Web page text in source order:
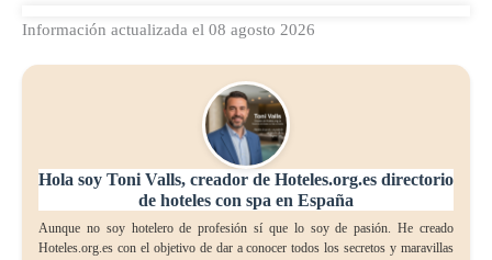
Información actualizada el 08 agosto 2026
Hola soy Toni Valls, creador de Hoteles.org.es directorio
de hoteles con spa en España
Aunque no soy hotelero de profesión sí que lo soy de pasión. He creado
Hoteles.org.es con el objetivo de dar a conocer todos los secretos y maravillas